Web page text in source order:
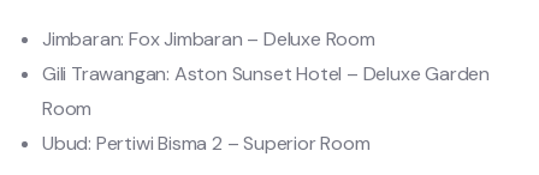
Jimbaran: Fox Jimbaran – Deluxe Room
Gili Trawangan: Aston Sunset Hotel – Deluxe Garden
Room
Ubud: Pertiwi Bisma 2 – Superior Room